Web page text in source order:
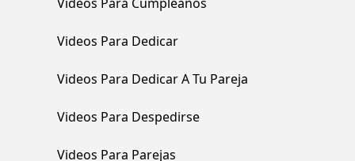
Videos Para Dedicar
Videos Para Dedicar A Tu Pareja
Videos Para Despedirse
Videos Para Parejas